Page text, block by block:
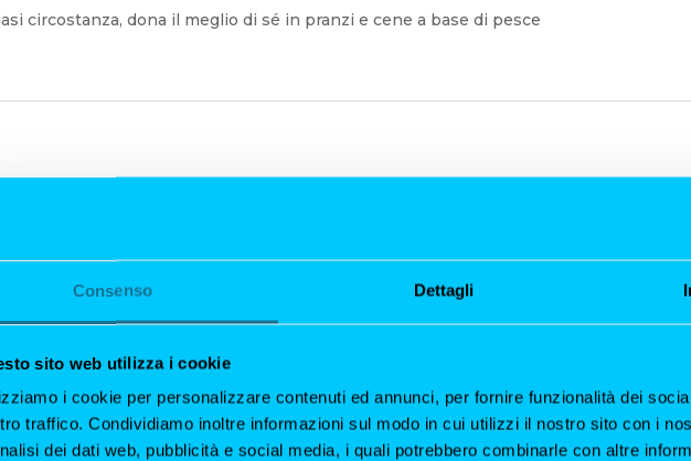
Consenso Dettagli
sito web utilizza i cookie
i cookie per personalizzare contenuti ed annunci, per fornire funzionalità dei
traffico. Condividiamo inoltre informazioni sul modo in cui utilizzi il nostro sito con i
dei dati web, pubblicità e social media, i quali potrebbero combinarle con altre
circostanza, dona il meglio di sé in pranzi e cene a base di pesce